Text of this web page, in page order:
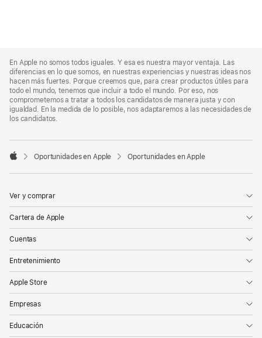
Footer
En Apple no somos todos iguales. Y esa es nuestra mayor ventaja. Las
diferencias en lo que somos, en nuestras experiencias y nuestras ideas nos
hacen más fuertes. Porque creemos que, para crear productos útiles para
todo el mundo, tenemos que incluir a todo el mundo. Por eso, nos
comprometemos a tratar a todos los candidatos de manera justa y con
igualdad. En la medida de lo posible, nos adaptaremos a las necesidades de
los candidatos.

Oportunidades en Apple Oportunidades en Apple
Ver y comprar
Cartera de Apple
Cuentas
Entretenimiento
Apple Store
Empresas
Educación